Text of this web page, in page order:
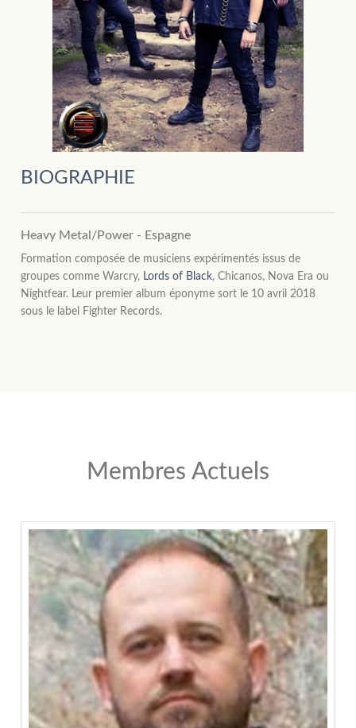
BIOGRAPHIE
Heavy Metal/Power - Espagne
Formation composée de musiciens expérimentés issus de
groupes comme Warcry, Lords of Black, Chicanos, Nova Era ou
Nightfear. Leur premier album éponyme sort le 10 avril 2018
sous le label Fighter Records.
Membres Actuels